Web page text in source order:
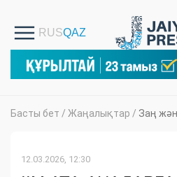
Басты бет / Жаңалықтар / Заң
12.03.2026, 12:30